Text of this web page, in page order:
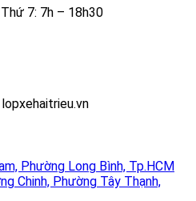
7: 7h – 18h30
Phường Long Bình, Tp.HCM
Chinh, Phường Tây Thạnh,